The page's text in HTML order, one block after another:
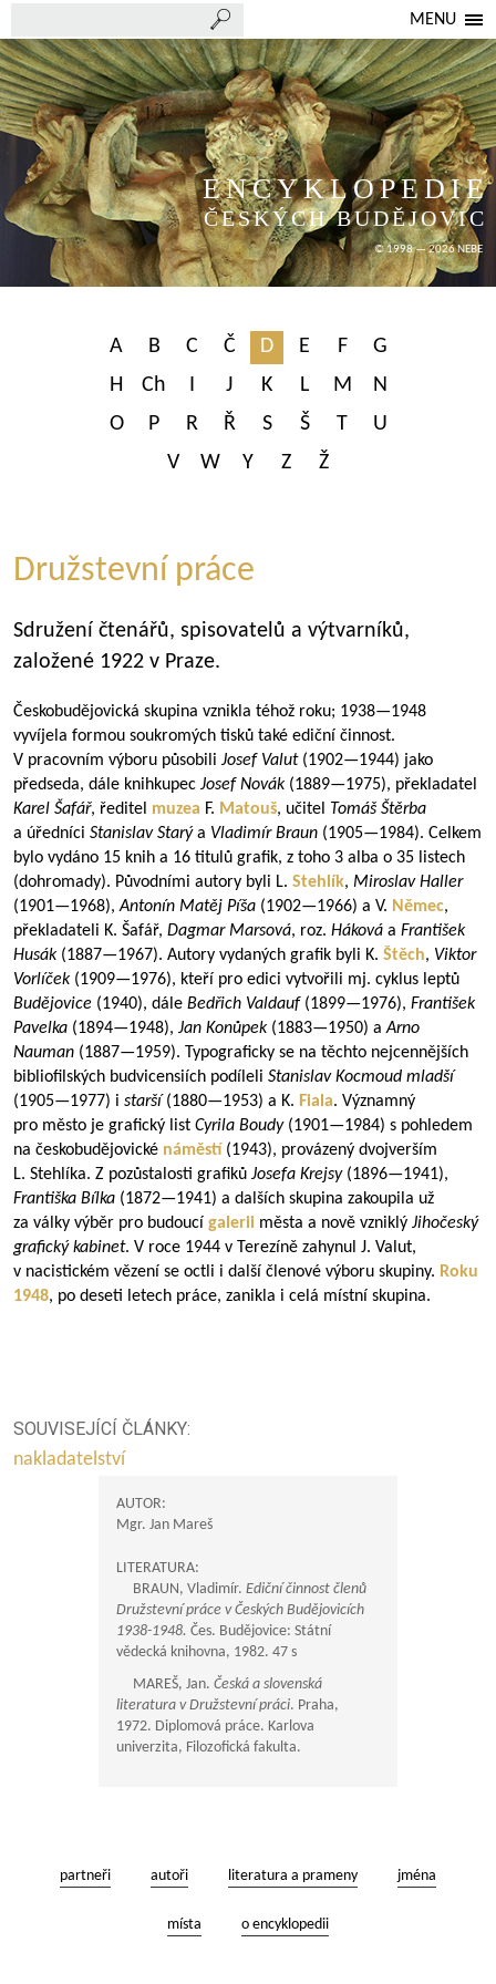
MENU
ENCYKLOPEDIE
ČESKÝCH BUDĚJOVIC
© 1998 — 2026 NEBE
A B C Č D E F
G
H
Ch I J K L M
N
O
P R Ř S Š T
U
V
W Y Z Ž
Družstevní práce
Sdružení čtenářů, spisovatelů a výtvarníků,
založené 1922 v Praze.
Českobudějovická skupina vznikla téhož roku; 1938—1948
vyvíjela formou soukromých tisků také ediční činnost.
V pracovním výboru působili Josef Valut(1902—1944) jako
předseda, dále knihkupec Josef Novák(1889—1975), překladatel
Karel Šafář, ředitel muzea F. Matouš, učitel Tomáš Štěrba
a úředníci Stanislav Starýa Vladimír Braun (1905—1984). Celkem
bylo vydáno 15 knih a 16 titulů grafik, z toho 3 alba o 35 listech
(dohromady). Původními autory byli L. Stehlík, Miroslav Haller
(1901—1968),Antonín Matěj Píša (1902—1966) a V. Němec,
překladateli K. Šafář, Dagmar Marsová, roz. Háková a František
Husák(1887—1967). Autory vydaných grafik byli K. Štěch, Viktor
Vorlíček(1909—1976), kteří pro edici vytvořili mj. cyklus leptů
Budějovice (1940), dále Bedřich Valdauf (1899—1976), František
Pavelka (1894—1948), Jan Konůpek(1883—1950) aArno
Nauman (1887—1959). Typograficky se na těchto nejcennějších
bibliofilských budvicensiích podíleli Stanislav Kocmoud mladší
(1905—1977) i starší(1880—1953) a K. Fiala. Významný
pro město je grafický list Cyrila Boudy(1901—1984) s pohledem
na českobudějovické náměstí (1943), provázený dvojverším
L. Stehlíka. Z pozůstalosti grafiků Josefa Krejsy(1896—1941),
Františka Bílka (1872—1941) a dalších skupina zakoupila už
za války výběr pro budoucí galerii města a nově vzniklý Jihočeský
grafický kabinet. V roce 1944 v Terezíně zahynul J. Valut,
v nacistickém vězení se octli i další členové výboru skupiny. Roku
1948, po deseti letech práce, zanikla i celá místní skupina.
SOUVISEJÍCÍ ČLÁNKY:
nakladatelství
AUTOR:
Mgr. Jan Mareš
LITERATURA:
BRAUN, Vladimír. Ediční činnost členů
Družstevní práce v Českých Budějovicích
1938-1948. Čes. Budějovice: Státní
vědecká knihovna, 1982. 47 s
MAREŠ, Jan. Česká a slovenská
literatura v Družstevní práci. Praha,
1972. Diplomová práce. Karlova
univerzita, Filozofická fakulta.
partneři autoři literatura a prameny jména
místa o encyklopedii